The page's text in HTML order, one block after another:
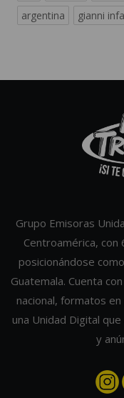
argentina
gianni
Grupo Emisoras
Centroamérica, con
posicionándose
Guatemala. Cuenta
nacional, formatos
una Unidad Digital
y